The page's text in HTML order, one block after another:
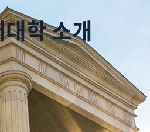
학 소개